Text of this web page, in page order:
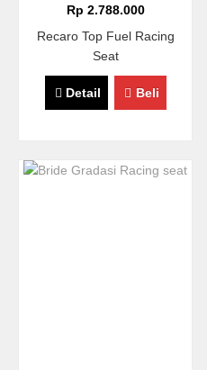
Rp 2.788.000
Recaro Top Fuel Racing
Seat
Detail Beli